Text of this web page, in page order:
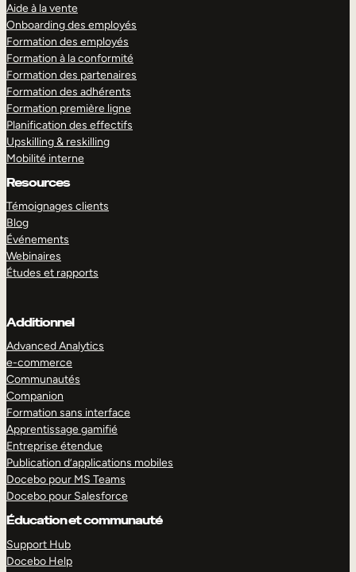
Aide à la vente
Onboarding des employés
Formation des employés
Formation à la conformité
Formation des partenaires
Formation des adhérents
Formation première ligne
Planification des effectifs
Upskilling & reskilling
Mobilité interne
Resources
Témoignages clients
Blog
Événements
Webinaires
Études et rapports
Additionnel
Advanced Analytics
e-commerce
Communautés
Companion
Formation sans interface
Apprentissage gamifié
Entreprise étendue
Publication d’applications mobiles
Docebo pour MS Teams
Docebo pour Salesforce
Éducation et communauté
Support Hub
Docebo Help